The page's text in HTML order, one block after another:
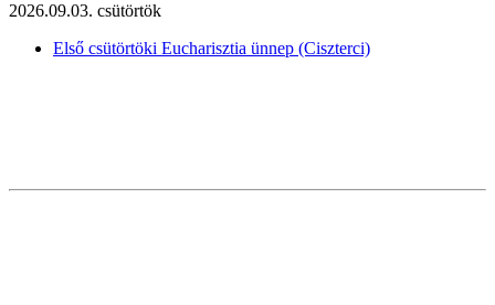
2026.09.03. csütörtök
Első csütörtöki Eucharisztia ünnep (Ciszterci)